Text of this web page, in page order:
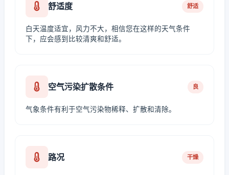
舒适度 舒适
白天温度适宜，风力不大，相信您在这样的天气条件
下，应会感到比较清爽和舒适。
空气污染扩散条件 良
气象条件有利于空气污染物稀释、扩散和清除。
路况 干燥